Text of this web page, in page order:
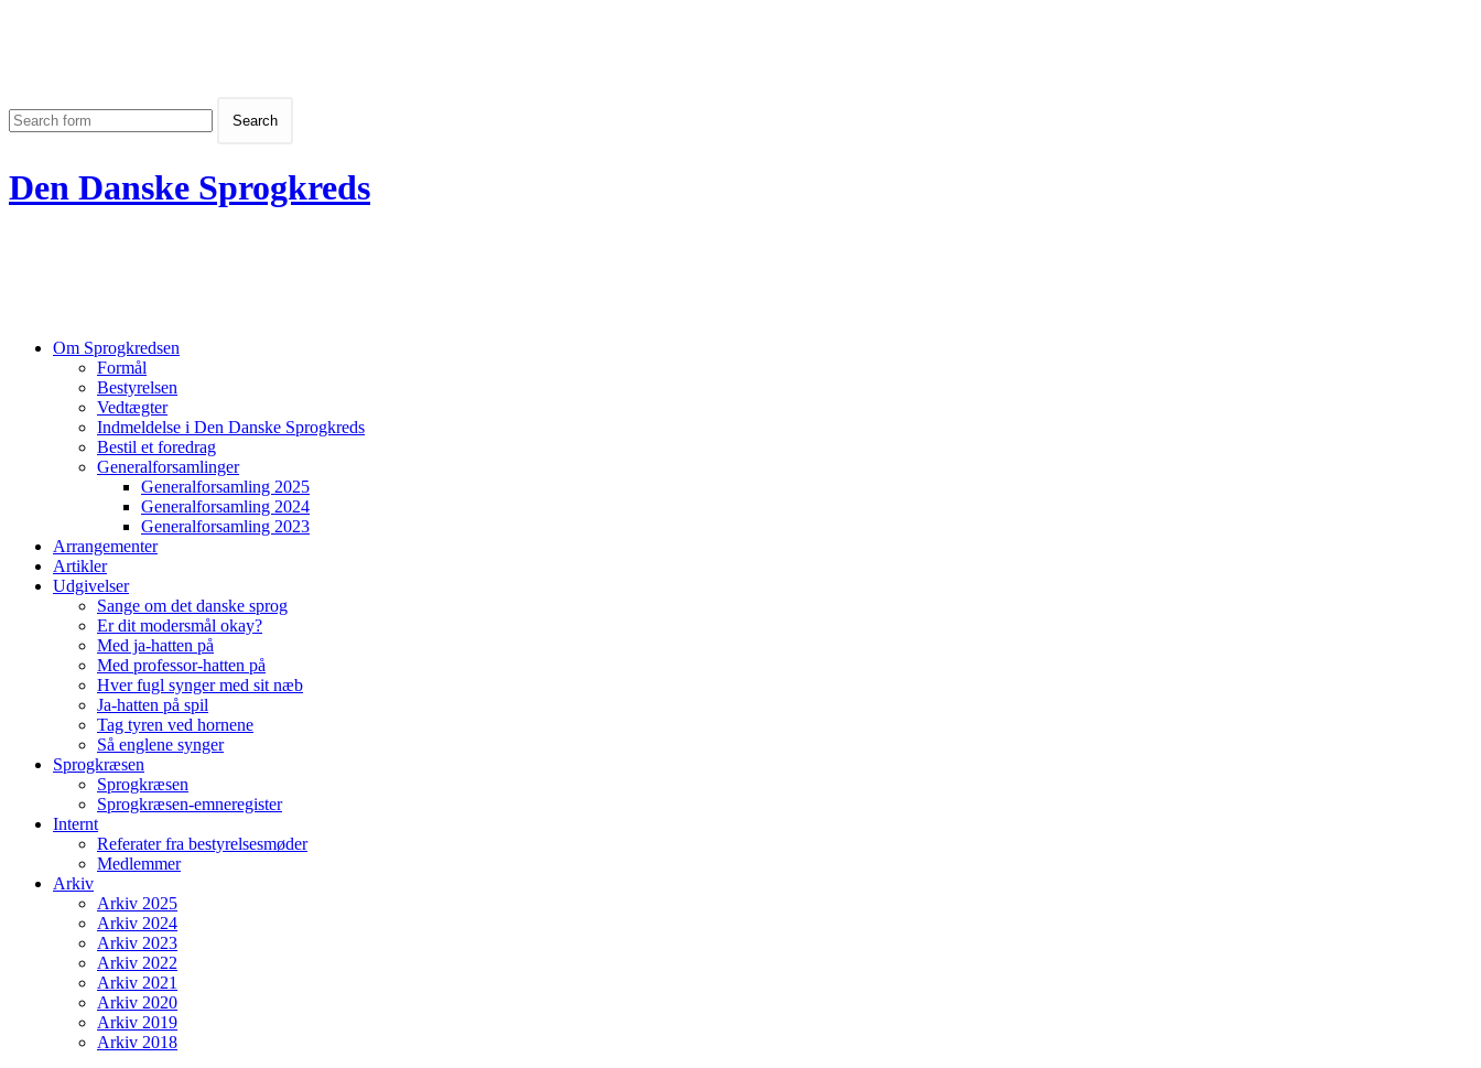
Den Danske Sprogkreds
Om Sprogkredsen
Formål
Bestyrelsen
Vedtægter
Indmeldelse i Den Danske Sprogkreds
Bestil et foredrag
Generalforsamlinger
Generalforsamling 2025
Generalforsamling 2024
Generalforsamling 2023
Arrangementer
Artikler
Udgivelser
Sange om det danske sprog
Er dit modersmål okay?
Med ja-hatten på
Med professor-hatten på
Hver fugl synger med sit næb
Ja-hatten på spil
Tag tyren ved hornene
Så englene synger
Sprogkræsen
Sprogkræsen
Sprogkræsen-emneregister
Internt
Referater fra bestyrelsesmøder
Medlemmer
Arkiv
Arkiv 2025
Arkiv 2024
Arkiv 2023
Arkiv 2022
Arkiv 2021
Arkiv 2020
Arkiv 2019
Arkiv 2018